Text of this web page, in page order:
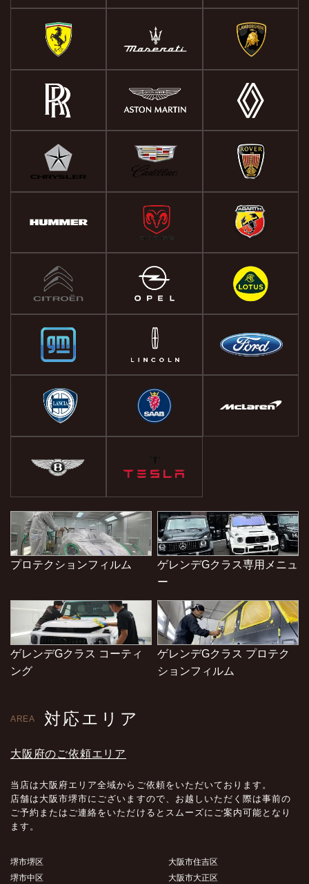
プロテクションフィルム
ゲレンデGクラス専用メニュ
ー
ゲレンデGクラス コーティ
ング
ゲレンデGクラス プロテク
ションフィルム
AREA 対応エリア
大阪府のご依頼エリア
当店は大阪府エリア全域からご依頼をいただいております。
店舗は大阪市堺市にございますので、お越しいただく際は事前の
ご予約またはご連絡をいただけるとスムーズにご案内可能となり
ます。
堺市堺区
堺市中区
大阪市住吉区
大阪市大正区